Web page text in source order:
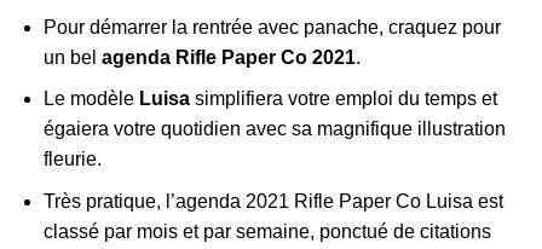
Pour démarrer la rentrée avec panache, craquez pour
un bel agenda Rifle Paper Co 2021.
Le modèle Luisasimplifiera votre emploi du temps et
égaiera votre quotidien avec sa magnifique illustration
fleurie.
Très pratique, l’agenda 2021 Rifle Paper Co Luisa est
classé par mois et par semaine, ponctué de citations